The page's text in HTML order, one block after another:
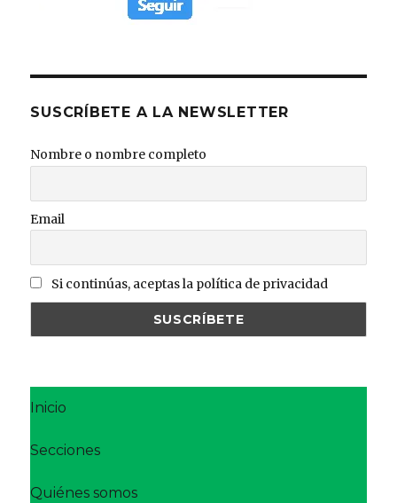
SUSCRÍBETE A LA NEWSLETTER
Nombre o nombre completo
Email
Si continúas, aceptas la política de privacidad
Inicio
Secciones
Quiénes somos